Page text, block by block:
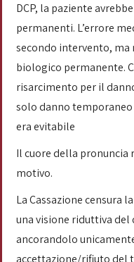
DCP, la paziente
permanenti. L’errore
secondo intervento,
biologico permanente.
risarcimento per il
solo danno
era evitabile
Il cuore della pronuncia
motivo.
La Cassazione censura
una visione riduttiva
ancorandolo
accettazione/rifiuto del